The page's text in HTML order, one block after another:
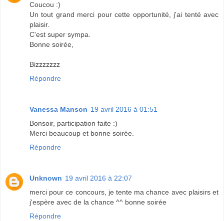
Coucou :)
Un tout grand merci pour cette opportunité, j'ai tenté avec
plaisir.
C'est super sympa.
Bonne soirée,
Bizzzzzzz
Répondre
Vanessa Manson 19 avril 2016 à 01:51
Bonsoir, participation faite :)
Merci beaucoup et bonne soirée.
Répondre
Unknown 19 avril 2016 à 22:07
merci pour ce concours, je tente ma chance avec plaisirs et
j'espère avec de la chance ^^ bonne soirée
Répondre